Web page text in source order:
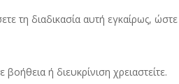
τη διαδικασία αυτή εγκαίρως,
ή διευκρίνιση χρειαστείτε.